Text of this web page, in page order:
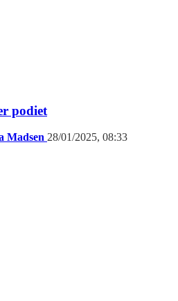
podiet
Madsen 28/01/2025, 08:33